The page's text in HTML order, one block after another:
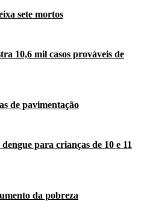
sete mortos
10,6 mil casos prováveis de
de pavimentação
para crianças de 10 e 11
da pobreza